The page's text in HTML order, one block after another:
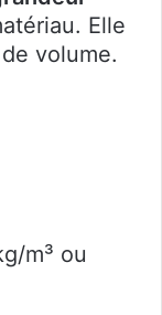
Elle
volume.
m³ ou